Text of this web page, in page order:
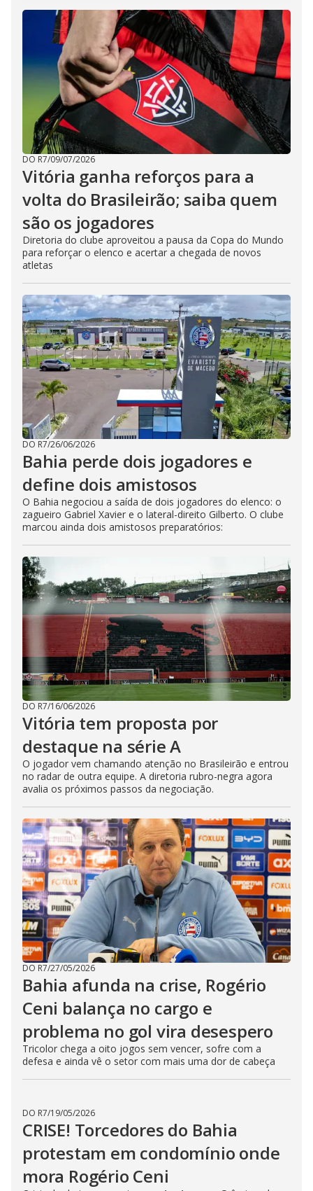
DO R7/09/07/2026
Vitória ganha reforços para a
volta do Brasileirão; saiba quem
são os jogadores
Diretoria do clube aproveitou a pausa da Copa do Mundo
para reforçar o elenco e acertar a chegada de novos
atletas
DO R7/26/06/2026
Bahia perde dois jogadores e
define dois amistosos
O Bahia negociou a saída de dois jogadores do elenco: o
zagueiro Gabriel Xavier e o lateral-direito Gilberto. O clube
marcou ainda dois amistosos preparatórios:
DO R7/16/06/2026
Vitória tem proposta por
destaque na série A
O jogador vem chamando atenção no Brasileirão e entrou
no radar de outra equipe. A diretoria rubro-negra agora
avalia os próximos passos da negociação.
DO R7/27/05/2026
Bahia afunda na crise, Rogério
Ceni balança no cargo e
problema no gol vira desespero
Tricolor chega a oito jogos sem vencer, sofre com a
defesa e ainda vê o setor com mais uma dor de cabeça
DO R7/19/05/2026
CRISE! Torcedores do Bahia
protestam em condomínio onde
mora Rogério Ceni